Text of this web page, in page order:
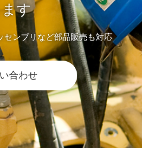
す
センブリなど部品販売も対応
合わせ